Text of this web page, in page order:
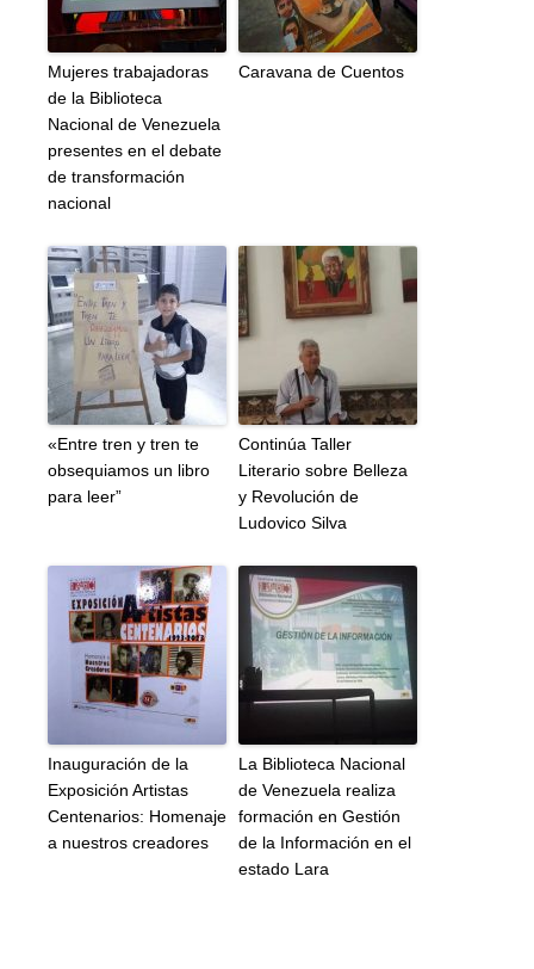
Mujeres trabajadoras
de la Biblioteca
Nacional de Venezuela
presentes en el debate
de transformación
nacional
Caravana de Cuentos
«Entre tren y tren te
obsequiamos un libro
para leer”
Continúa Taller
Literario sobre Belleza
y Revolución de
Ludovico Silva
Inauguración de la
Exposición Artistas
Centenarios: Homenaje
a nuestros creadores
La Biblioteca Nacional
de Venezuela realiza
formación en Gestión
de la Información en el
estado Lara